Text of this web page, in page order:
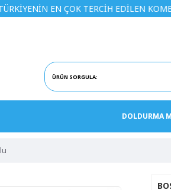
EN ÇOK TERCİH EDİLEN KOMBİ YEDEK
DOLDURMA